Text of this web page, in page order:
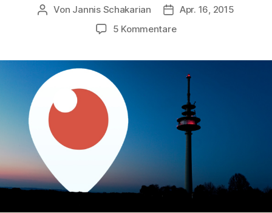
Beitragsautor
Von Jannis Schakarian
Apr. 16, 2015
5 Kommentarezu
Bastion
des
Fernsehens
unter
Beschuss